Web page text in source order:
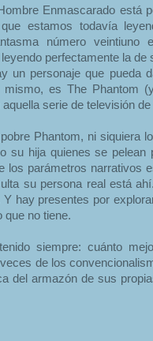
Enmascarado está
estamos todavía
número veintiuno
perfectamente la de
un personaje que pueda
mismo, es The Phantom
serie de televisión
Phantom, ni siquiera
su hija quienes se pelean
los parámetros narrativos
su persona real está
hay presentes por
que no tiene.
siempre: cuánto
de los
del armazón de sus